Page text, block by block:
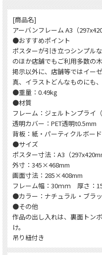
[商品名]
アーバンフレーム A3（
●おすすめポイント
ポスターが引き立つシンプル
のほか店舗でもご利用多数の
掲示以外に、店舗等ではイー
真、イラストどんなものにも、
●重量：0.49kg
●材質
フレーム：ジェルトンプライ（
透明カバー：PET透明t0.5mm
背板：紙・パーティクルボード
●サイズ
ポスター寸法：A3（
外寸：345×468mm
画面寸法：285×408mm
フレーム幅：30ｍｍ 厚さ：
●カラー：ナチュラル・ブラ
●その他
作品の出し入れは、裏面トン
け。
吊り紐付き